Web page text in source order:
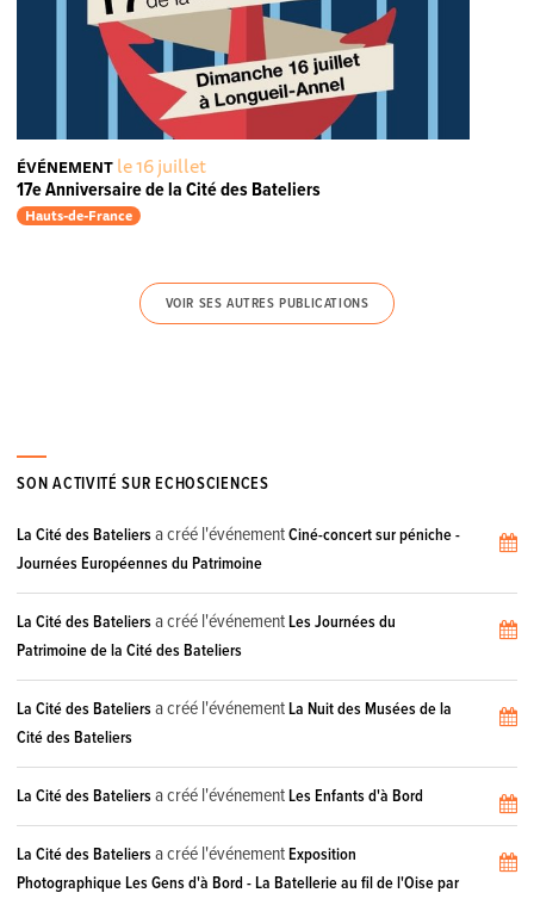
ÉVÉNEMENT le 16 juillet
17e Anniversaire de la Cité des Bateliers
Hauts-de-France
VOIR SES AUTRES PUBLICATIONS
SON ACTIVITÉ SUR ECHOSCIENCES
La Cité des Bateliers a créé l'événementCiné-concert sur péniche -
Journées Européennes du Patrimoine
La Cité des Bateliers a créé l'événementLes Journées du
Patrimoine de la Cité des Bateliers
La Cité des Bateliers a créé l'événementLa Nuit des Musées de la
Cité des Bateliers
La Cité des Bateliers a créé l'événementLes Enfants d'à Bord
La Cité des Bateliers a créé l'événementExposition
Photographique Les Gens d'à Bord - La Batellerie au fil de l'Oise par